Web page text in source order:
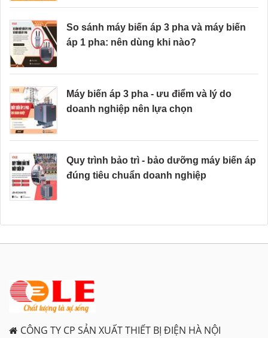
So sánh máy biến áp 3 pha và máy biến
áp 1 pha: nên dùng khi nào?
Máy biến áp 3 pha - ưu điểm và lý do
doanh nghiệp nên lựa chọn
Quy trình bảo trì - bảo dưỡng máy biến áp
đúng tiêu chuẩn doanh nghiệp
CÔNG TY CP SẢN XUẤT THIẾT BỊ ĐIỆN HÀ NỘI